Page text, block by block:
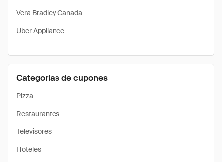
Vera Bradley Canada
Uber Appliance
Categorías de cupones
Pizza
Restaurantes
Televisores
Hoteles